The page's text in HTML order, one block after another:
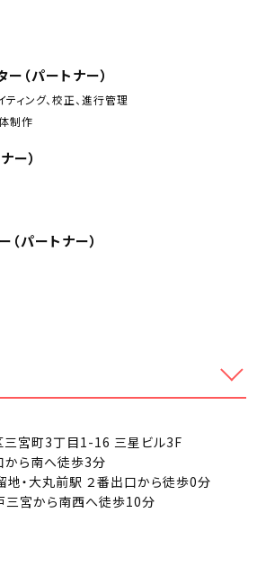
ー（パートナー）
ティング、校正、進行管理
制作
ー）
パートナー）
宮町3丁目1-16 三星ビル3F
から南へ徒歩3分
・大丸前駅 ２番出口から徒歩0分
三宮から南西へ徒歩10分